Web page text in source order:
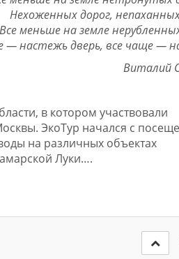
Нехоженных дорог,
Все меньше на земле
— настежь дверь, все чаще —
Виталий
в котором участвовали
ЭкоТур начался с
на различных объектах
Луки….